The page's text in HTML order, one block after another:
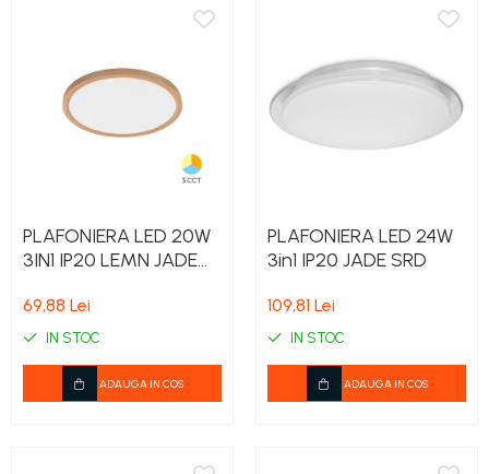
PLAFONIERA LED 20W
3IN1 IP20 LEMN JADE
69,88 Lei
IN STOC
ADAUGA IN COS
PLAFONIERA LED 24W
3in1 IP20 JADE SRD
109,81 Lei
IN STOC
ADAUGA IN COS